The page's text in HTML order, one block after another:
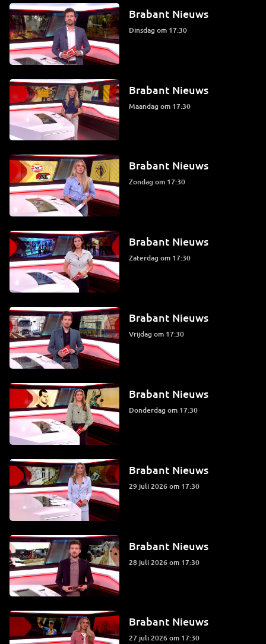
Brabant Nieuws
dinsdag om 17:30
Brabant Nieuws
maandag om 17:30
Brabant Nieuws
zondag om 17:30
Brabant Nieuws
zaterdag om 17:30
Brabant Nieuws
vrijdag om 17:30
Brabant Nieuws
donderdag om 17:30
Brabant Nieuws
29 juli 2026 om 17:30
Brabant Nieuws
28 juli 2026 om 17:30
Brabant Nieuws
27 juli 2026 om 17:30